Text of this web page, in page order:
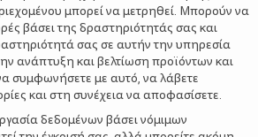
μπορεί να μετρηθεί. Μπορούν να
βάσει της δραστηριότητάς σας και
σας σε αυτήν την υπηρεσία
ανάπτυξη και βελτίωση προϊόντων και
συμφωνήσετε με αυτό, να λάβετε
και στη συνέχεια να αποφασίσετε.
δεδομένων βάσει νόμιμων